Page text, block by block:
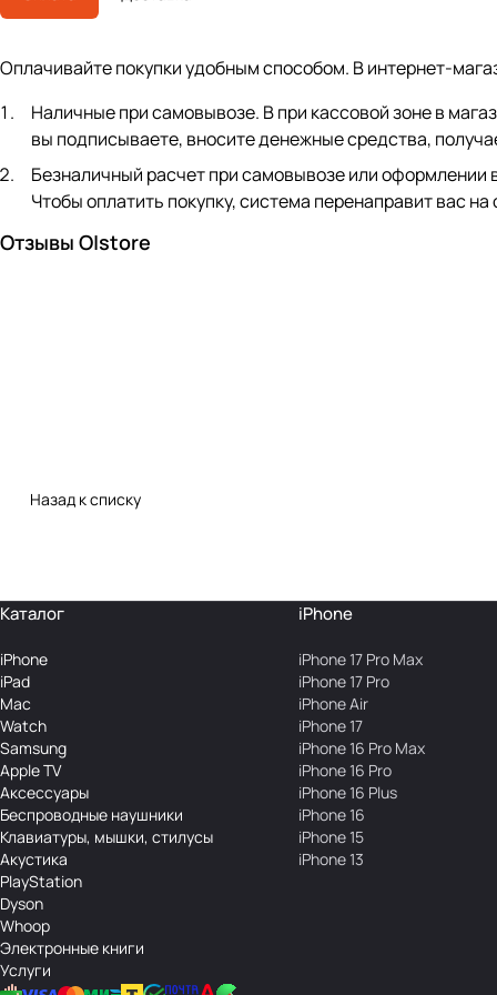
Оплачивайте покупки удобным способом. В интернет-
Наличные при самовывозе. В при кассовой зоне в
вы подписываете, вносите денежные средства,
Безналичный расчет при самовывозе или оформлении
Чтобы оплатить покупку, система перенаправит вас
Отзывы O|store
Назад к списку
Каталог
iPhone
iPad
Mac
Watch
Samsung
Apple TV
Аксесcуары
Беcпроводные наушники
Клавиатуры, мышки, стилусы
Акустика
PlayStation
Dyson
Whoop
Электронные книги
Услуги
iPhone
iPhone 17 Pro Max
iPhone 17 Pro
iPhone Air
iPhone 17
iPhone 16 Pro Max
iPhone 16 Pro
iPhone 16 Plus
iPhone 16
iPhone 15
iPhone 13